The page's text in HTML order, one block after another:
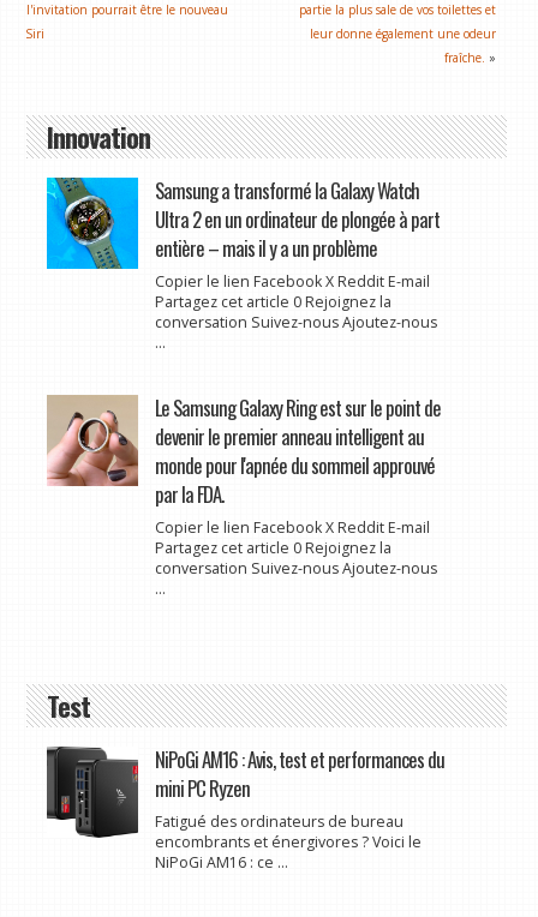
l'invitation pourrait être le nouveau
Siri
partie la plus sale de vos toilettes et
leur donne également une odeur
fraîche. »
Innovation
Samsung a transformé la Galaxy Watch
Ultra 2 en un ordinateur de plongée à part
entière – mais il y a un problème
Copier le lien Facebook X Reddit E-mail
Partagez cet article 0 Rejoignez la
conversation Suivez-nous Ajoutez-nous
...
Le Samsung Galaxy Ring est sur le point de
devenir le premier anneau intelligent au
monde pour l'apnée du sommeil approuvé
par la FDA.
Copier le lien Facebook X Reddit E-mail
Partagez cet article 0 Rejoignez la
conversation Suivez-nous Ajoutez-nous
...
Test
NiPoGi AM16 : Avis, test et performances du
mini PC Ryzen
Fatigué des ordinateurs de bureau
encombrants et énergivores ? Voici le
NiPoGi AM16 : ce ...